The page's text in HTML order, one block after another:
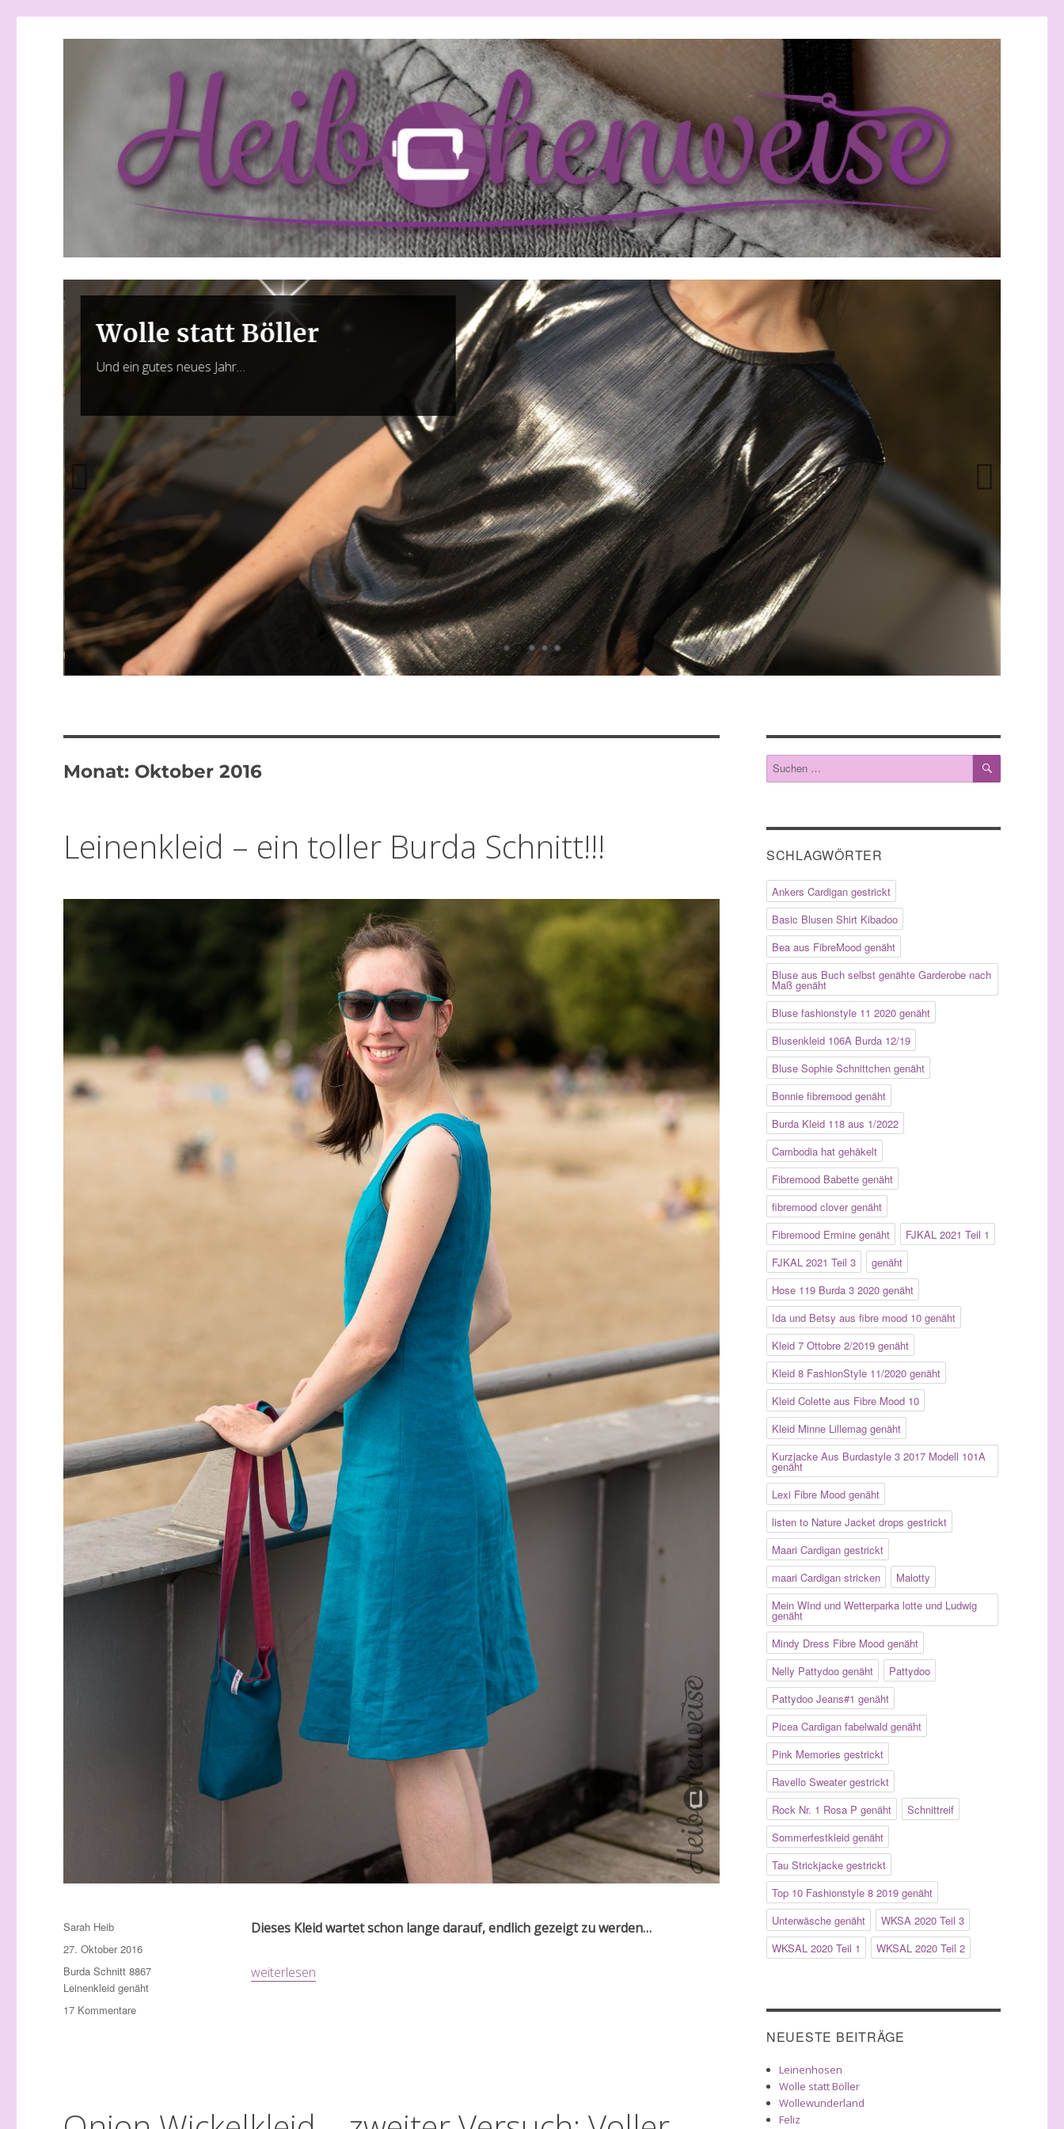
Wolle statt Böller
Und ein gutes neues Jahr…
Monat: Oktober 2016
Leinenkleid – ein toller Burda Schnitt!!!
Dieses Kleid wartet schon lange darauf, endlich gezeigt zu werden…
„Leinenkleid – ein toller Burda Schnitt!!!“
weiterlesen
Autor
Sarah Heib
Veröffentlicht
am
27. Oktober 2016
Schlagwörter
Burda Schnitt 8867
Leinenkleid genäht
17 Kommentarezu
Suche
nach:
SUCHEN
SCHLAGWÖRTER
Ankers Cardigan gestrickt
Basic Blusen Shirt Kibadoo
Bea aus FibreMood genäht
Bluse aus Buch selbst genähte Garderobe nach
Maß genäht
Bluse fashionstyle 11 2020 genäht
Blusenkleid 106A Burda 12/19
Bluse Sophie Schnittchen genäht
Bonnie fibremood genäht
Burda Kleid 118 aus 1/2022
Cambodia hat gehäkelt
Fibremood Babette genäht
fibremood clover genäht
Fibremood Ermine genäht
FJKAL 2021 Teil 1
FJKAL 2021 Teil 3
genäht
Hose 119 Burda 3 2020 genäht
Ida und Betsy aus fibre mood 10 genäht
Kleid 7 Ottobre 2/2019 genäht
Kleid 8 FashionStyle 11/2020 genäht
Kleid Colette aus Fibre Mood 10
Kleid Minne Lillemag genäht
Kurzjacke Aus Burdastyle 3 2017 Modell 101A
genäht
Lexi Fibre Mood genäht
listen to Nature Jacket drops gestrickt
Maari Cardigan gestrickt
maari Cardigan stricken
Malotty
Mein WInd und Wetterparka lotte und Ludwig
genäht
Mindy Dress Fibre Mood genäht
Nelly Pattydoo genäht
Pattydoo
Pattydoo Jeans#1 genäht
Picea Cardigan fabelwald genäht
Pink Memories gestrickt
Ravello Sweater gestrickt
Rock Nr. 1 Rosa P genäht
Schnittreif
Sommerfestkleid genäht
Tau Strickjacke gestrickt
Top 10 Fashionstyle 8 2019 genäht
Unterwäsche genäht
WKSA 2020 Teil 3
WKSAL 2020 Teil 1
WKSAL 2020 Teil 2
NEUESTE BEITRÄGE
Leinenhosen
Wolle statt Böller
Wollewunderland
Feliz